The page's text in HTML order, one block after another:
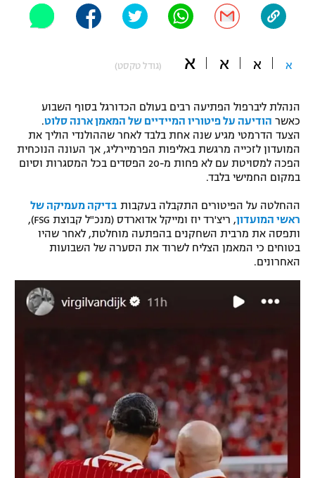
"מחצית בשכונה" – פודקאסט
משתתפים וזוכים בפרסים
תקנון משתתפים וזוכים בפרסים
תקנון עבור פעילות אלקטרה
תקנון עבור פעילות ספורט 1 – "מרלן"
טניס
גיימינג E-Sports
תנאי שימוש
מדיניות פרטיות
תקנון פעילות ספורט 1
הצטרפות לחבילת הערוצים
לוח דרושים – ג'ובנט
תגיות
המגזין
אופניים
ספורט מוטורי
פוטבול אמריקאי NFL
בייסבול MLB
ספורט אתגרי ואקסטרים
אומנויות לחימה
גיימינג E-Sports
א א א א (גודל טקסט)
הנהלת ליברפול הפתיעה רבים בעולם הכדורגל בסוף השבוע
כאשר הודיעה על פיטוריו המיידיים של המאמן ארנה סלוט.
הצעד הדרמטי מגיע שנה אחת בלבד לאחר שההולנדי הוליך את
המועדון לזכייה מרגשת באליפות הפרמיירליג, אך העונה הנוכחית
הפכה למסויטת עם לא פחות מ-20 הפסדים בכל המסגרות וסיום
במקום החמישי בלבד.
ההחלטה על הפיטורים התקבלה בעקבות בדיקה מעמיקה של
ראשי המועדון
, ריצ'רד יוז ומייקל אדוארדס (מנכ"ל קבוצת FSG),
ותפסה את מרבית השחקנים בהפתעה מוחלטת, לאחר שהיו
בטוחים כי המאמן הצליח לשרוד את הסערה של השבועות
האחרונים.